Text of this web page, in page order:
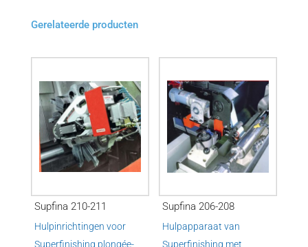
Gerelateerde producten
Supfina 210-211
Hulpinrichtingen voor
Superfinishing plongée-
Supfina 206-208
Hulpapparaat van
Superfinishing met